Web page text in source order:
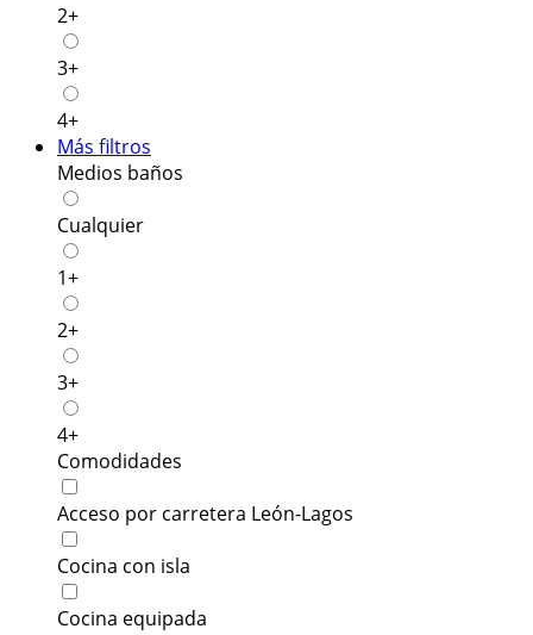
2+
3+
4+
Más filtros
Medios baños
Cualquier
1+
2+
3+
4+
Comodidades
Acceso por carretera León-Lagos
Cocina con isla
Cocina equipada